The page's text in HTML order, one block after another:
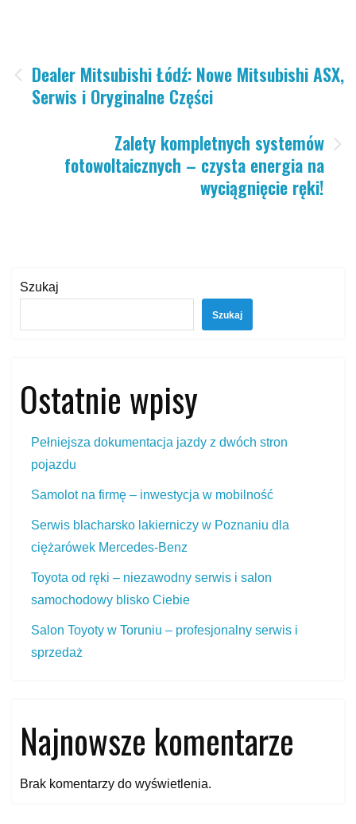
Nawigacja
wpisu
Dealer Mitsubishi Łódź: Nowe Mitsubishi ASX,
Serwis i Oryginalne Części
Zalety kompletnych systemów
fotowoltaicznych – czysta energia na
wyciągnięcie ręki!
Szukaj
Szukaj
Ostatnie wpisy
Pełniejsza dokumentacja jazdy z dwóch stron
pojazdu
Samolot na firmę – inwestycja w mobilność
Serwis blacharsko lakierniczy w Poznaniu dla
ciężarówek Mercedes‑Benz
Toyota od ręki – niezawodny serwis i salon
samochodowy blisko Ciebie
Salon Toyoty w Toruniu – profesjonalny serwis i
sprzedaż
Najnowsze komentarze
Brak komentarzy do wyświetlenia.